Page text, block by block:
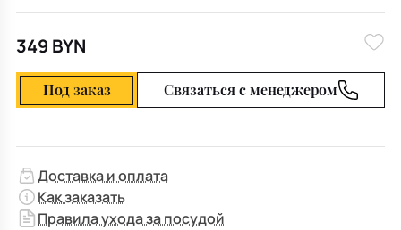
349 BYN
Под заказ Связаться с менеджером
Доставка и оплата
Как заказать
Правила ухода за посудой